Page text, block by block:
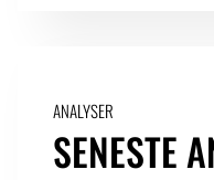
ANALYSER
SENESTE